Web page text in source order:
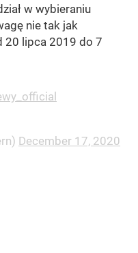
w wybieraniu
nie tak jak
20 lipca 2019 do 7
December 17, 2020